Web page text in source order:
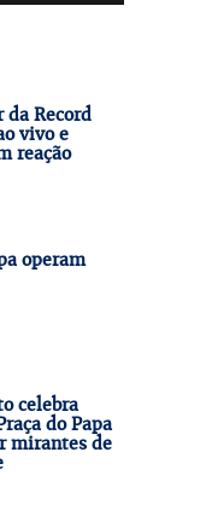
Record
vivo e
reação
operam
celebra
do Papa
mirantes de